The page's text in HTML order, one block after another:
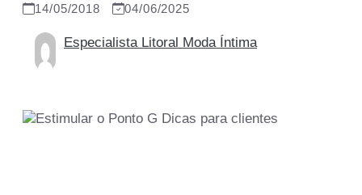
14/05/2018 04/06/2025
Especialista Litoral Moda Íntima